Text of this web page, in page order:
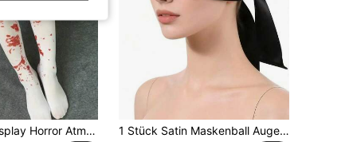
Halloween Cosplay Horror Atmosphäre Deko Oberschenkel Hohe Socken, Make-up Party Kostüm Accessoires Krankenschwester Blutige Strümpfe, Zombie Blutende Socken 1 Stück Satin Maskenball Augenmaske, Augen Dekoration, Kostüm Requisite für Cosplay Bühnenaufführung